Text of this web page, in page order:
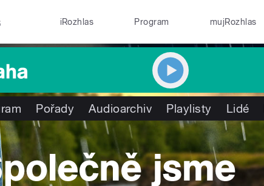
iRozhlas Program mujRozhlas
Pořady Audioarchiv Playlisty Lidé